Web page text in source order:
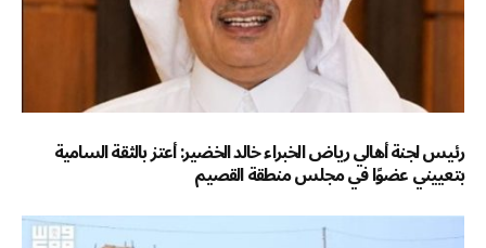
رئيس لجنة أهالي رياض الخبراء خالد الخضير: أعتز بالثقة السامية
بتعييني عضوًا في مجلس منطقة القصيم